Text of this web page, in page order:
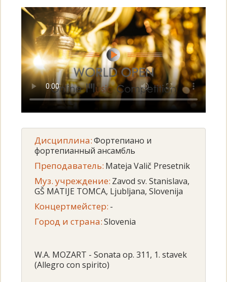
Дисциплина:Фортепиано и
фортепианный ансамбль
Преподаватель: Mateja Valič Presetnik
Муз. учреждение: Zavod sv. Stanislava,
GŠ MATIJE TOMCA, Ljubljana, Slovenija
Концертмейстер: -
Город и страна:Slovenia
W.A. MOZART - Sonata op. 311, 1. stavek
(Allegro con spirito)